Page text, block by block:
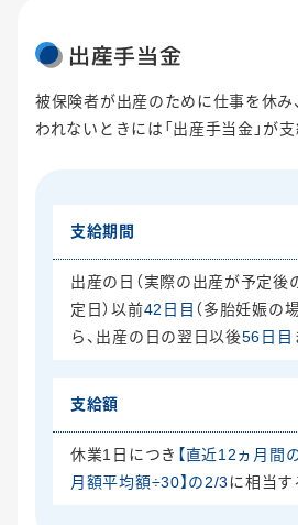
出産手当金
被保険者が出産のために仕事を休み
われないときには「出産手当金」が支
支給期間
出産の日（実際の出産が予定後
定日）以前42日目 （多胎妊娠の
ら、出産の日の翌日以後56日目
支給額
休業1日につき 【直近12ヵ月間
月額平均額÷30】の2/3に相当す